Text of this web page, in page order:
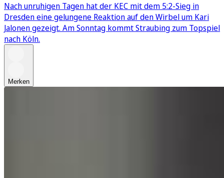
Nach unruhigen Tagen hat der KEC mit dem 5:2-Sieg in
Dresden eine gelungene Reaktion auf den Wirbel um Kari
Jalonen gezeigt. Am Sonntag kommt Straubing zum Topspiel
nach Köln.
Merken